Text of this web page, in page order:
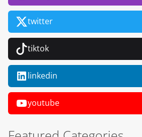
twitter
tiktok
linkedin
youtube